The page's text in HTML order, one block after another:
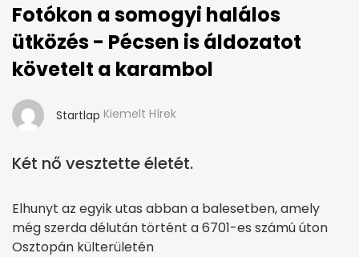
Fotókon a somogyi halálos
ütközés - Pécsen is áldozatot
követelt a karambol
Startlap Kiemelt Hírek
Két nő vesztette életét.
Elhunyt az egyik utas abban a balesetben, amely
még szerda délután történt a 6701-es számú úton
Osztopán külterületén